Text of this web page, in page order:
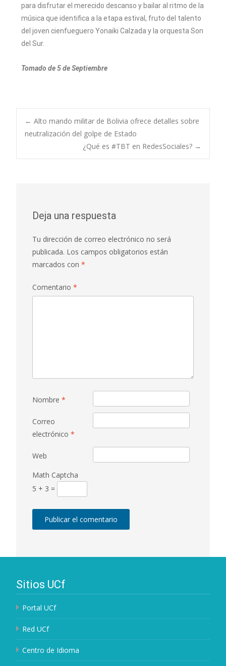
para disfrutar el merecido descanso y bailar al ritmo de la
música que identifica a la etapa estival, fruto del talento
del joven cienfueguero Yonaiki Calzada y la orquesta Son
del Sur.
Tomado de 5 de Septiembre
← Alto mando militar de Bolivia ofrece detalles sobre
neutralización del golpe de Estado
¿Qué es #TBT en RedesSociales? →
Deja una respuesta
Tu dirección de correo electrónico no será
publicada. Los campos obligatorios están
marcados con *
Comentario *
Nombre *
Correo
electrónico *
Web
Math Captcha
5 + 3 =
Sitios UCf
Portal UCf
Red UCf
Centro de Idioma